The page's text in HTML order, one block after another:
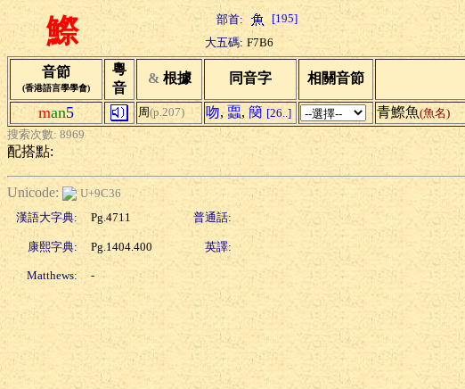
鰶 部首: [195]
大五碼: F7B6
音節
(香港語言學學會)
粵
音
& 根據 同音字 相關音節
man5 周(p.207) 吻, 蠠, 簢 [26..] 青鰶魚(魚名)
搜索次數: 8969
配搭點:
Unicode:
U+9C36
漢語大字典:
Pg.4711 普通話:
康熙字典: Pg.1404.400 英譯:
Matthews: -